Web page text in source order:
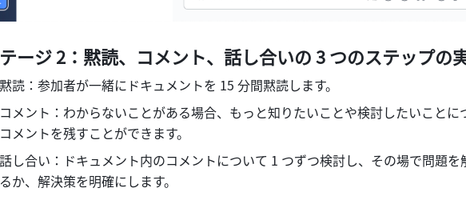
ージ 2：黙読、コメント、話し合いの 3 つのステップの
黙読：参加者が一緒にドキュメントを 15 分間黙読します。
コメント：わからないことがある場合、もっと知りたいことや検討したいことに
コメントを残すことができます。
話し合い：ドキュメント内のコメントについて 1 つずつ検討し、その場で問題を
るか、解決策を明確にします。